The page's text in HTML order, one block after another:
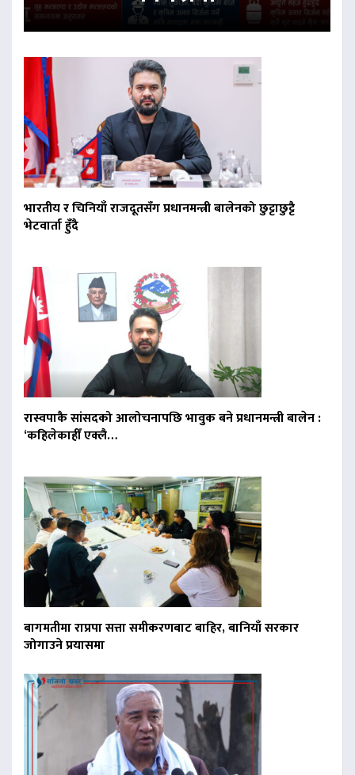
भारतीय र चिनियाँ राजदूतसँग प्रधानमन्त्री बालेनको छुट्टाछुट्टै
भेटवार्ता हुँदै
रास्वपाकै सांसदको आलोचनापछि भावुक बने प्रधानमन्त्री बालेन :
‘कहिलेकाहीँ एक्लै…
बागमतीमा राप्रपा सत्ता समीकरणबाट बाहिर, बानियाँ सरकार
जोगाउने प्रयासमा